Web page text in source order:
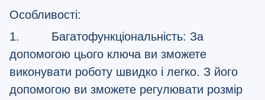
Особливості:
1. Багатофункціональність: За
допомогою цього ключа ви зможете
виконувати роботу швидко і легко. З його
допомогою ви зможете регулювати розмір